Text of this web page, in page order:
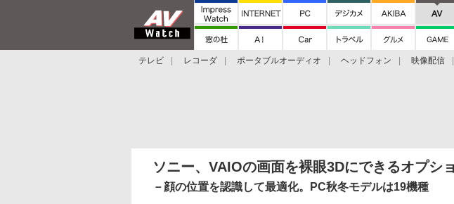
テレビ レコーダ ポータブルオーディオ ヘッドフォン 映像配信
ソニー、VAIOの画面を裸眼3Dにできるオプシ
－顔の位置を認識して最適化。PC秋冬モデルは19機種